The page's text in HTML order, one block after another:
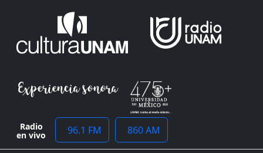
Radio
en vivo 96.1 FM 860 AM